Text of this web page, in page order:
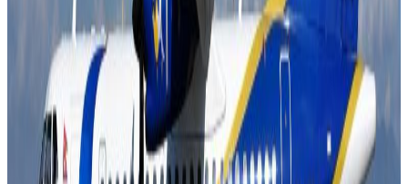
दिनुभएको छ ।
जेन जि बिद्रोहपछि पहिलो पटक यसअघि राष्ट्रपति रामचन्द्र पौडेलले
प्रधानमन्त्री कार्की समेतको सहभागितामा प्रमुख तीन दलका शीर्ष
नेताहरुसँग शीतलनिवासमा छलफल गर्नुभएको थियो । उक्त भेटमा
समेत निर्वाचन र पछिल्लो घटनाक्रम बारे छलफल भएको थियो ।